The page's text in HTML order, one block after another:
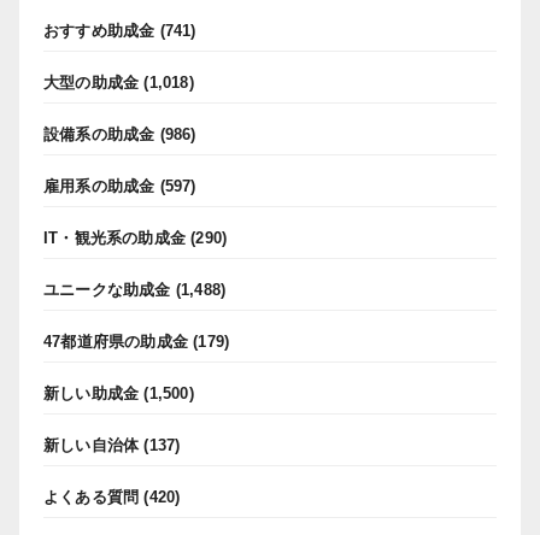
おすすめ助成金 (741)
大型の助成金 (1,018)
設備系の助成金 (986)
雇用系の助成金 (597)
IT・観光系の助成金 (290)
ユニークな助成金 (1,488)
47都道府県の助成金 (179)
新しい助成金 (1,500)
新しい自治体(137)
よくある質問 (420)